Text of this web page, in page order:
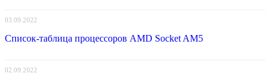
03.09.2022
Список-таблица процессоров AMD Socket AM5
02.09.2022